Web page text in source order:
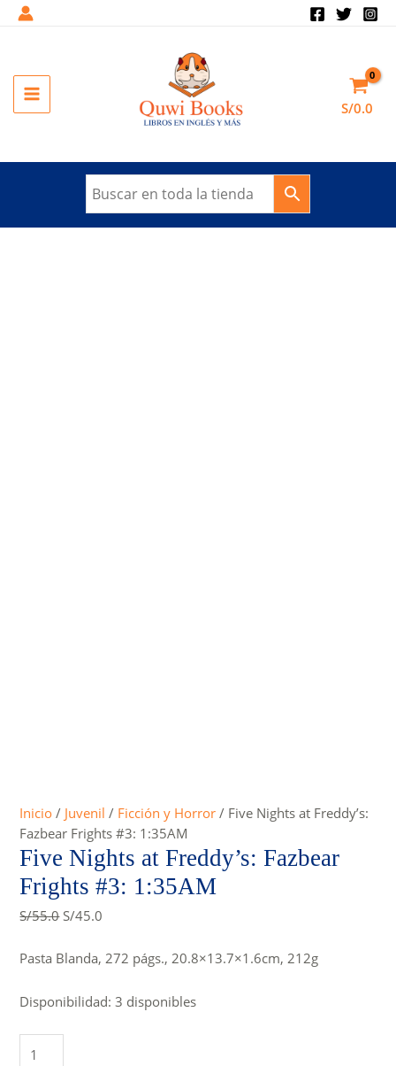
MAIN
S/0.0
Inicio / Juvenil / Ficción y Horror / Five Nights at Freddy’s:
Fazbear Frights #3: 1:35AM
Five Nights at Freddy’s: Fazbear
Frights #3: 1:35AM
S/55.0 Original
was:
S/45.0
is:
Pasta Blanda, 272 págs., 20.8×13.7×1.6cm, 212g
Disponibilidad: 3 disponibles